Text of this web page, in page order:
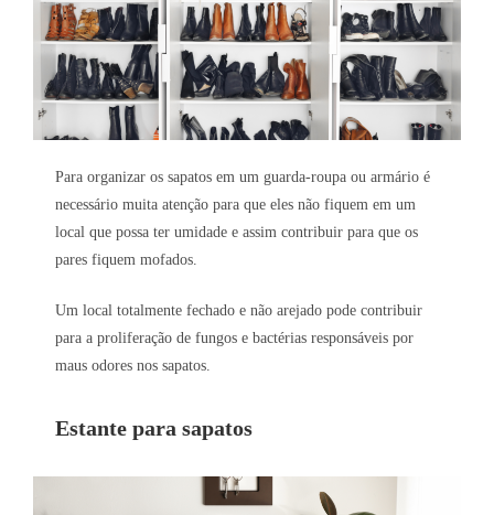
Para organizar os sapatos em um guarda-roupa ou armário é
necessário muita atenção para que eles não fiquem em um
local que possa ter umidade e assim contribuir para que os
pares fiquem mofados.
Um local totalmente fechado e não arejado pode contribuir
para a proliferação de fungos e bactérias responsáveis por
maus odores nos sapatos.
Estante para sapatos